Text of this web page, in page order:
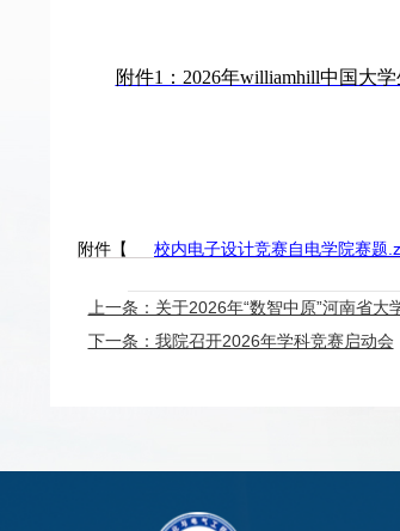
附件1：2026年williamhill中国大
附件【 校内电子设计竞赛自电学院赛题
上一条：关于2026年“数智中原”河南省
下一条：我院召开2026年学科竞赛启动会